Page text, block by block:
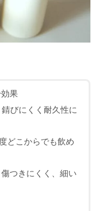
果
びにくく耐久性に
どこからでも飲め
つきにくく、細い